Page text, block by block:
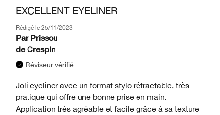
EXCELLENT EYELINER
Rédigé le 25/11/2023
Par Prissou
de Crespin
Réviseur vérifié
Joli eyeliner avec un format stylo rétractable, très
pratique qui offre une bonne prise en main.
Application très agréable et facile grâce à sa texture